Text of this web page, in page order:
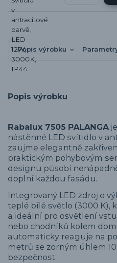
Popis výrobku
Popis výrobku
Rabalux 7505 PALANGA
nástěnné LED svítidlo v
zaujme elegantně
praktickým pohybovým
designu působí
doplní každou fasádu.
Integrovaný LED zdroj o
teplé bílé světlo (3000 K),
a ideální pro osvětlení
nebo chodníků kolem
automaticky reaguje na
metrů se zorným úhlem
bezpečnost.